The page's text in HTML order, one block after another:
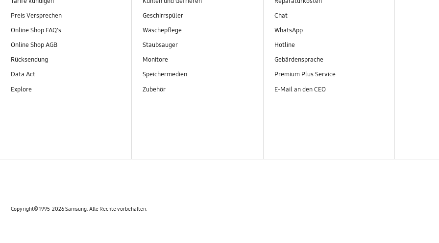
Preis Versprechen
Online Shop FAQ's
Online Shop AGB
Rücksendung
Data Act
Explore
Geschirrspüler
Wäschepflege
Staubsauger
Monitore
Speichermedien
Zubehör
Chat
WhatsApp
Hotline
Gebärdensprache
Premium Plus Service
E-Mail an den CEO
Copyright© 1995-2026 Samsung. Alle Rechte vorbehalten.